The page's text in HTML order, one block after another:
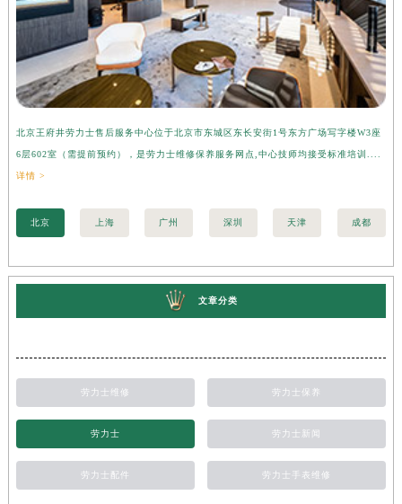
北京王府井劳力士售后服务中心位于北京市东城区东长安街1号东方广场写字楼W3座
6层602室（需提前预约），是劳力士维修保养服务网点,中心技师均接受标准培训....
详情 >
北京 上海 广州 深圳 天津 成都
文章分类
劳力士维修 劳力士保养
劳力士 劳力士新闻
劳力士配件 劳力士手表维修